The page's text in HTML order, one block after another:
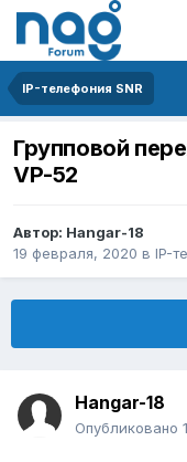
IP-телефония SNR
Групповой
VP-52
Автор: Hangar-18
19 февраля, 2020 в IP-
Hangar-18
Опубликовано